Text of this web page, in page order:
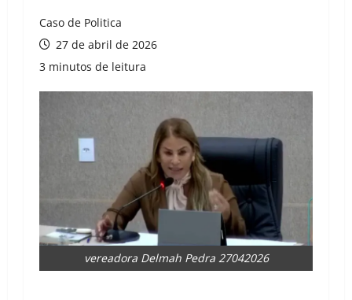
Caso de Politica
27 de abril de 2026
3 minutos de leitura
vereadora Delmah Pedra 27042026